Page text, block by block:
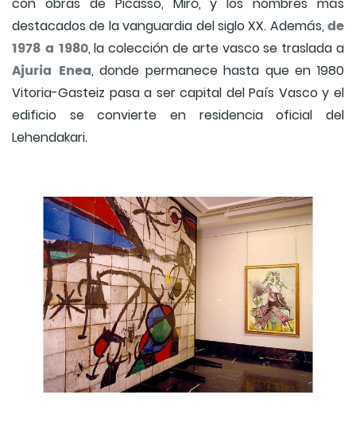
destacados de la vanguardia del siglo XX. Además, de
1978 a 1980, la colección de arte vasco se traslada a
Ajuria Enea, donde permanece hasta que en 1980
Vitoria-Gasteiz pasa a ser capital del País Vasco y el
edificio se convierte en residencia oficial del
Lehendakari.